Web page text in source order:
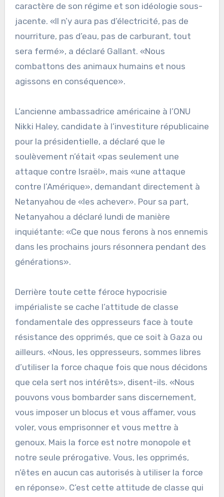
caractère de son régime et son idéologie sous-
jacente. «Il n’y aura pas d’électricité, pas de
nourriture, pas d’eau, pas de carburant, tout
sera fermé», a déclaré Gallant. «Nous
combattons des animaux humains et nous
agissons en conséquence».
L’ancienne ambassadrice américaine à l’ONU
Nikki Haley, candidate à l’investiture républicaine
pour la présidentielle, a déclaré que le
soulèvement n’était «pas seulement une
attaque contre Israël», mais «une attaque
contre l’Amérique», demandant directement à
Netanyahou de «les achever». Pour sa part,
Netanyahou a déclaré lundi de manière
inquiétante: «Ce que nous ferons à nos ennemis
dans les prochains jours résonnera pendant des
générations».
Derrière toute cette féroce hypocrisie
impérialiste se cache l’attitude de classe
fondamentale des oppresseurs face à toute
résistance des opprimés, que ce soit à Gaza ou
ailleurs. «Nous, les oppresseurs, sommes libres
d’utiliser la force chaque fois que nous décidons
que cela sert nos intérêts», disent-ils. «Nous
pouvons vous bombarder sans discernement,
vous imposer un blocus et vous affamer, vous
voler, vous emprisonner et vous mettre à
genoux. Mais la force est notre monopole et
notre seule prérogative. Vous, les opprimés,
n’êtes en aucun cas autorisés à utiliser la force
en réponse». C’est cette attitude de classe qui